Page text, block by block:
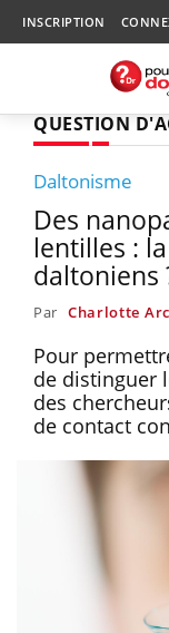
INSCRIPTION
QUESTION
Daltonisme
Des
lentilles :
daltoniens
Par Charlotte
Pour
de distinguer
des
de contact